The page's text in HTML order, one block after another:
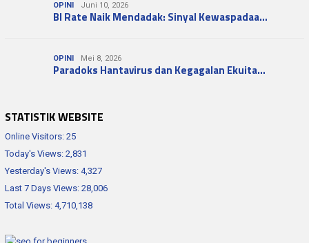
OPINI Juni 10, 2026
BI Rate Naik Mendadak: Sinyal Kewaspadaa…
OPINI Mei 8, 2026
Paradoks Hantavirus dan Kegagalan Ekuita…
STATISTIK WEBSITE
Online Visitors: 25
Today's Views: 2,831
Yesterday's Views: 4,327
Last 7 Days Views: 28,006
Total Views: 4,710,138